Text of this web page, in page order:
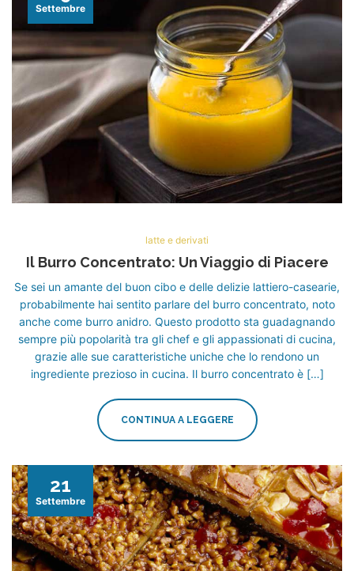
latte e derivati
Il Burro Concentrato: Un Viaggio di Piacere
Se sei un amante del buon cibo e delle delizie lattiero-casearie,
probabilmente hai sentito parlare del burro concentrato, noto
anche come burro anidro. Questo prodotto sta guadagnando
sempre più popolarità tra gli chef e gli appassionati di cucina,
grazie alle sue caratteristiche uniche che lo rendono un
ingrediente prezioso in cucina. Il burro concentrato è […]
CONTINUA A LEGGERE
Settembre
21
Settembre